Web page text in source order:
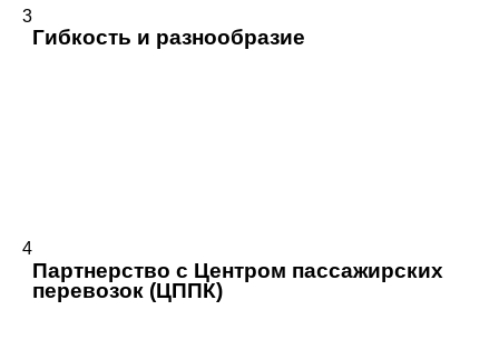
3
Гибкость и разнообразие
4
Партнерство с Центром пассажирских
перевозок (ЦППК)